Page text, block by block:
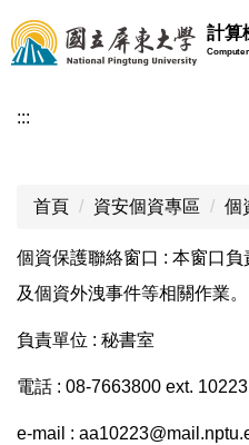
跳
到
主
內
計算
:::
首頁 資安個資專區 個
個資保護聯絡窗口 : 本窗口
及個資外洩事件等相關作業。
負責單位 : 秘書室
電話 : 08-7663800 ext. 10223
e-mail :